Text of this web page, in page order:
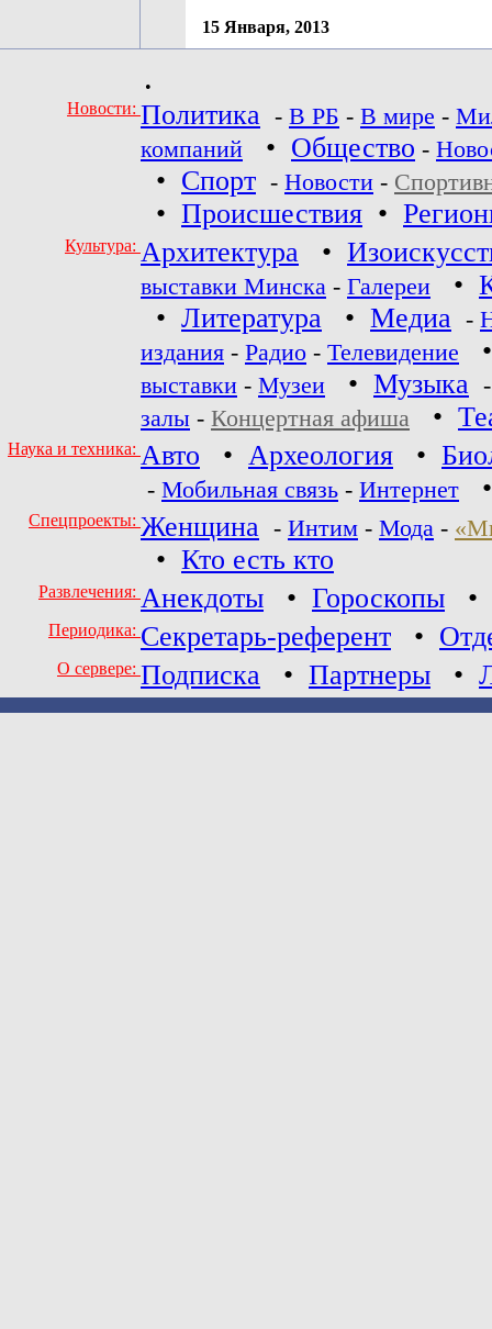
15 Января, 2013
•
Новости: Политика - В РБ - В мире -
компаний
• Общество -
• Спорт - Новости -
• Происшествия •
Культура: Архитектура •
выставки Минска - Галереи •
• Литература • Медиа -
издания - Радио - Телевидение
выставки - Музеи • Музыка
залы - Концертная афиша •
Наука и техника: Авто • Археология •
- Мобильная связь - Интернет
Спецпроекты: Женщина - Интим - Мода -
• Кто есть кто
Развлечения: Анекдоты • Гороскопы •
Периодика: Секретарь-референт •
О сервере: Подписка • Партнеры •